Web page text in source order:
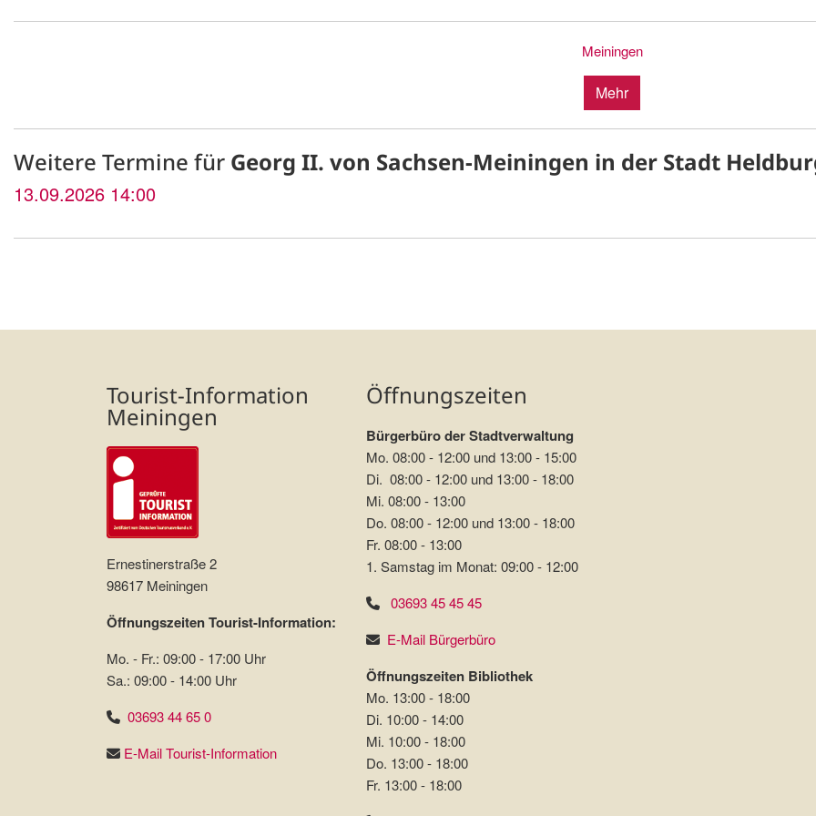
Meiningen
Mehr
Weitere Termine für Georg II. von Sachsen-Meiningen in der Stadt
13.09.2026 14:00
Tourist-Information
Meiningen
Ernestinerstraße 2
98617 Meiningen
Öffnungszeiten Tourist-Information:
Mo. - Fr.: 09:00 - 17:00 Uhr
Sa.: 09:00 - 14:00 Uhr
03693 44 65 0
E-Mail Tourist-Information
Öffnungszeiten
Bürgerbüro der Stadtverwaltung
Mo. 08:00 - 12:00 und 13:00 - 15:00
Di. 08:00 - 12:00 und 13:00 - 18:00
Mi. 08:00 - 13:00
Do. 08:00 - 12:00 und 13:00 - 18:00
Fr. 08:00 - 13:00
1. Samstag im Monat: 09:00 - 12:00
03693 45 45 45
E-Mail Bürgerbüro
Öffnungszeiten Bibliothek
Mo. 13:00 - 18:00
Di. 10:00 - 14:00
Mi. 10:00 - 18:00
Do. 13:00 - 18:00
Fr. 13:00 - 18:00